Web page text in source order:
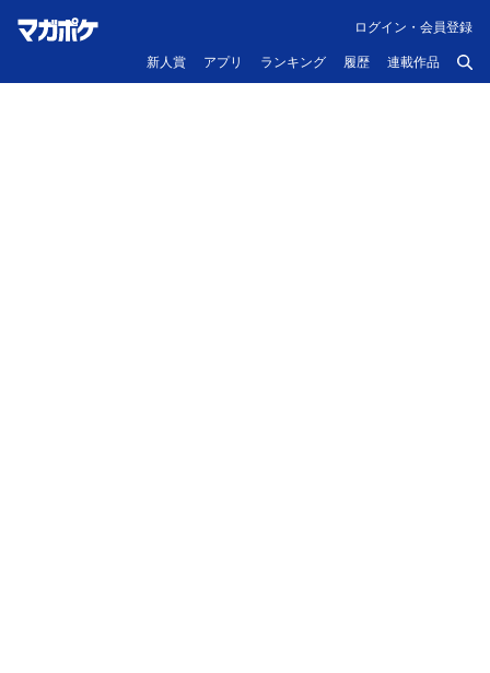
新人賞 アプリ ランキング 履歴 連載作品
ログイン・会員登録